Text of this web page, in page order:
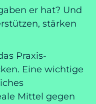
er hat? Und
stärken
Praxis-
Eine wichtige
Mittel gegen